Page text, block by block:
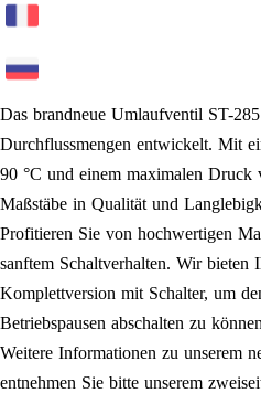
Das brandneue Umlaufventil ST-
Durchflussmengen entwickelt. Mit
90 °C und einem maximalen Druck
Maßstäbe in Qualität und
Profitieren Sie von hochwertigen
sanftem Schaltverhalten. Wir bieten
Komplettversion mit Schalter, um
Betriebspausen abschalten zu
Weitere Informationen zu unserem
entnehmen Sie bitte unserem